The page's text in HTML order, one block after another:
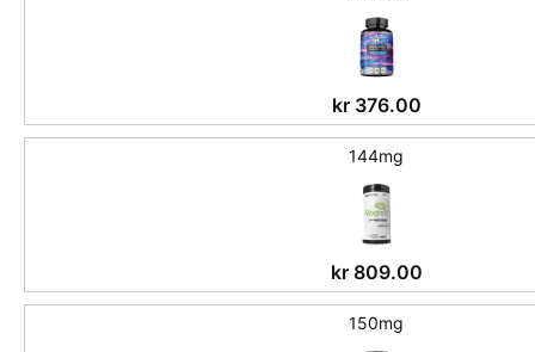
kr376.00
144mg
kr809.00
150mg